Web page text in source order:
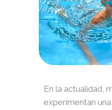
En la actualidad,
experimentan